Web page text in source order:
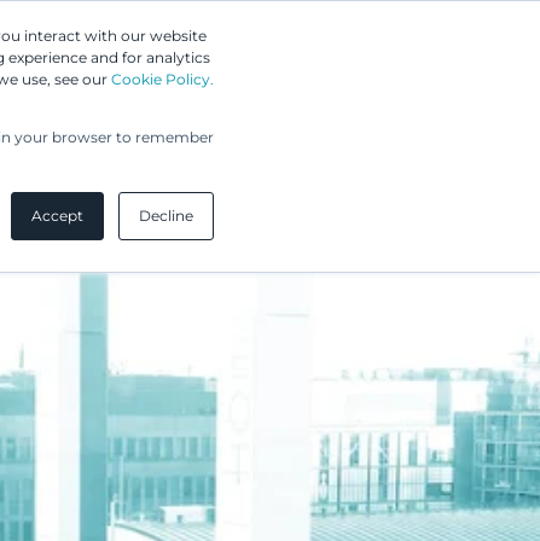
interact with our website
and for analytics
use, see our Cookie Policy.
your browser to remember
Accept Decline
Asiakkaamme